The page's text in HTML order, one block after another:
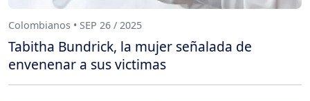
Colombianos • SEP 26 / 2025
Tabitha Bundrick, la mujer señalada de
envenenar a sus victimas